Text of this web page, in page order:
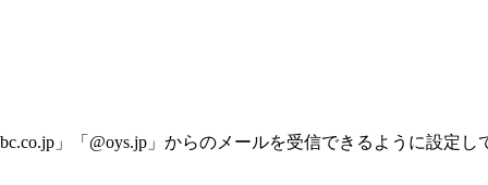
」「@oys.jp」からのメールを受信できるように設定し